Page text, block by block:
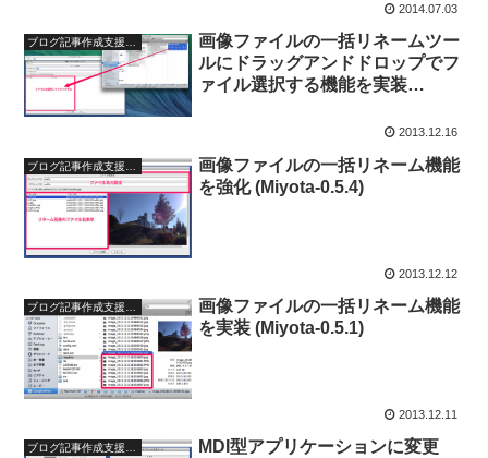
2014.07.03
ブログ記事作成支援ツール
画像ファイルの一括リネームツー
ルにドラッグアンドドロップでフ
ァイル選択する機能を実装
2013.12.16
画像ファイルの一括リネーム機能
を強化 (Miyota-0.5.4)
2013.12.12
ブログ記事作成支援ツール
画像ファイルの一括リネーム機能
を実装 (Miyota-0.5.1)
2013.12.11
MDI型アプリケーションに変更